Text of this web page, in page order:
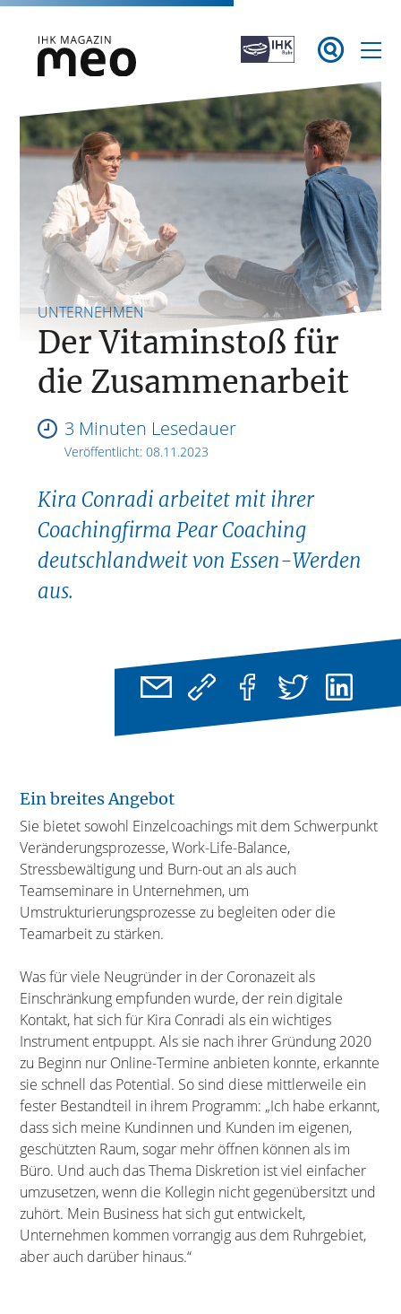

IHK Magazin meo
UNTERNEHMEN
Der Vitaminstoß für
die Zusammen­arbeit
3 Minuten Lesedauer
Veröffentlicht:08.11.2023
Kira Conradi arbeitet mit ihrer
Coachingfirma Pear Coaching
deutschlandweit von Essen-Werden
aus.
Ein breites Angebot
Sie bietet sowohl Einzelcoachings mit dem Schwerpunkt
Veränderungsprozesse, Work-Life-Balance,
Stressbewältigung und Burn-out an als auch
Teamseminare in Unternehmen, um
Umstrukturierungsprozesse zu begleiten oder die
Teamarbeit zu stärken.
Was für viele Neugründer in der Coronazeit als
Einschränkung empfunden wurde, der rein digitale
Kontakt, hat sich für Kira Conradi als ein wichtiges
Instrument entpuppt. Als sie nach ihrer Gründung 2020
zu Beginn nur Online-Termine anbieten konnte, erkannte
sie schnell das Potential. So sind diese mittlerweile ein
fester Bestandteil in ihrem Programm: „Ich habe erkannt,
dass sich meine Kundinnen und Kunden im eigenen,
geschützten Raum, sogar mehr öffnen können als im
Büro. Und auch das Thema Diskretion ist viel einfacher
umzusetzen, wenn die Kollegin nicht gegenübersitzt und
zuhört. Mein Business hat sich gut entwickelt,
Unternehmen kommen vorrangig aus dem Ruhrgebiet,
aber auch darüber hinaus.“